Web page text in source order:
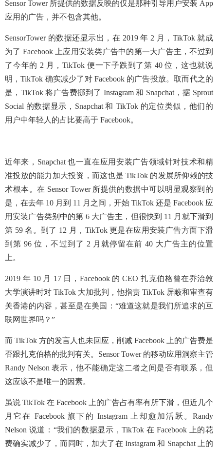
Sensor Tower 所提供的数据反映的仅是那种引导用户安装 App
应用的广告，并不包含其他。
SensorTower 的数据还显示出，在 2019 年 2 月，TikTok 就成
为了 Facebook 上应用安装类广告中的第一大广告主，不过到
了今年的 2 月，TikTok 便一下子跌到了第 40 位，这也就说
明，TikTok 确实减少了对 Facebook 的广告投放。取而代之的
是，TikTok 将广告费挪到了 Instagram 和 Snapchat，据 Sprout
Social 的数据显示，Snapchat 和 TikTok 的定位类似，他们的
用户中年轻人的占比要高于 Facebook。
近年来，Snapchat 也一直在应用安装广告领域针对技术和精
准投放的能力加大投资，而这也是 TikTok 的发展所仰赖的技
术根本。在 Sensor Tower 所提供的数据中可以明显观察到的
是，在去年 10 月到 11 月之间，开始 TikTok 还是 Facebook 应
用安装广告类别中的第 6 大广告主，但很快到 11 月就下滑到
第 59 名。到了 12 月，TikTok 更是在应用安装广告方面下滑
到第 96 位，不过到了 2 月就停留在前 40 大广告主的位置
上。
2019 年 10 月 17 日，Facebook 的 CEO 扎克伯格曾在乔治敦
大学演讲时对 TikTok 大加批判，他指责 TikTok 屏蔽和审查有
关香港的内容，甚至是在美国：“难道这就是我们所追求的互
联网世界吗？”
而 TikTok 方的发言人也未回应，削减 Facebook 上的广告费是
否跟扎克伯格的批判有关。Sensor Tower 的移动应用洞察主管
Randy Nelson 表示，他不能确定这二者之间是否有联系，但
这应该不是唯一的因素。
虽说 TikTok 在 Facebook 上的广告占有率有所下滑，但近几个
月它在 Facebook 旗下的 Instagram 上却愈加活跃。Randy
Nelson 说道：“我们的数据显示，TikTok 在 Facebook 上的花
费确实减少了，而同时，加大了在 Instagram 和 Snapchat 上的